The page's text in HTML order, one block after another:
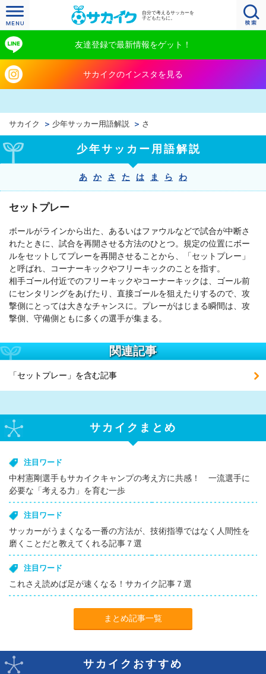
自分で考えるサッカーを
子どもたちに。
友達登録で最新情報をゲット！
サカイクのインスタを見る
サカイク 少年サッカー用語解説 さ
少年サッカー用語解説
あ か さ た は ま ら わ
セットプレー
ボールがラインから出た、あるいはファウルなどで試合が中断さ
れたときに、試合を再開させる方法のひとつ。規定の位置にボー
ルをセットしてプレーを再開させることから、「セットプレー」
と呼ばれ、コーナーキックやフリーキックのことを指す。
相手ゴール付近でのフリーキックやコーナーキックは、ゴール前
にセンタリングをあげたり、直接ゴールを狙えたりするので、攻
撃側にとっては大きなチャンスに。プレーがはじまる瞬間は、攻
撃側、守備側ともに多くの選手が集まる。
関連記事
「セットプレー」を含む記事
サカイクまとめ
注目ワード
中村憲剛選手もサカイクキャンプの考え方に共感！ 一流選手に
必要な「考える力」を育む一歩
注目ワード
サッカーがうまくなる一番の方法が、技術指導ではなく人間性を
磨くことだと教えてくれる記事７選
注目ワード
これさえ読めば足が速くなる！サカイク記事７選
まとめ記事一覧
サカイクおすすめ